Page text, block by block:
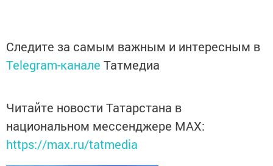
Следите за самым важным и интересным в
Telegram-канале Татмедиа
Читайте новости Татарстана в
национальном мессенджере MАХ:
https://max.ru/tatmedia